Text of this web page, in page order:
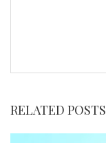
RELATED POSTS